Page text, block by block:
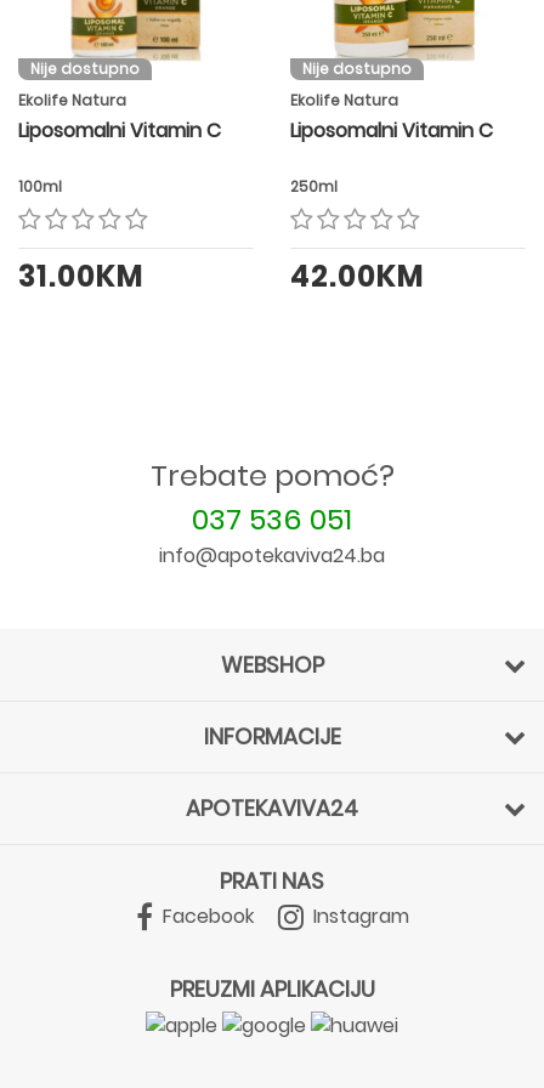
Nije dostupno
Ekolife Natura
Liposomalni Vitamin C
100ml
31.00KM
Nije dostupno
Ekolife Natura
Liposomalni Vitamin C
250ml
42.00KM
Trebate pomoć?
037 536 051
info@apotekaviva24.ba
WEBSHOP
INFORMACIJE
APOTEKAVIVA24
PRATI NAS
Facebook Instagram
PREUZMI APLIKACIJU